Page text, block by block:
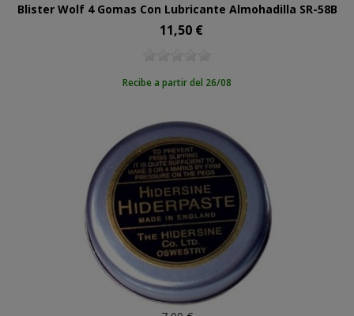
Blister Wolf 4 Gomas Con Lubricante Almohadilla SR-58B
Precio
11,50 €
Recibe a partir del 26/08